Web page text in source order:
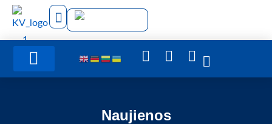
Naujienos